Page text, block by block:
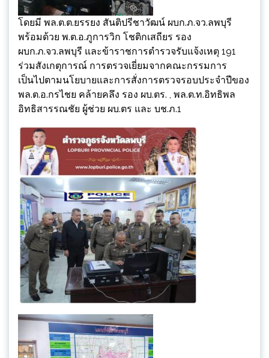
โดยมี พล.ต.ต.ยรรยง สันติปรีชาวัฒน์ ผบก.ภ.จว.ลพบุรี
พร้อมด้วย พ.ต.อ.ภูการวิก โชติกเสถียร รอง
ผบก.ภ.จว.ลพบุรี และข้าราชการตำรวจรับแจ้งเหตุ 191
ร่วมสังเกตุการณ์ การตรวจเยี่ยมจากคณะกรรมการ
เป็นไปตามนโยบายและการสั่งการตรวจรอบประจำปีของ
พล.ต.อ.กรไชย คล้ายคลึง รอง ผบ.ตร. , พล.ต.ท.อิทธิพล
อิทธิสารรณชัย ผู้ช่วย ผบ.ตร และ บช.ภ.1